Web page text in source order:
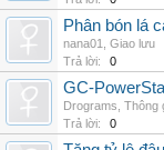
Phân bón lá
nana01
Giao lưu
Trả lời:
0
GC-
Drograms Thông
Trả lời:
0